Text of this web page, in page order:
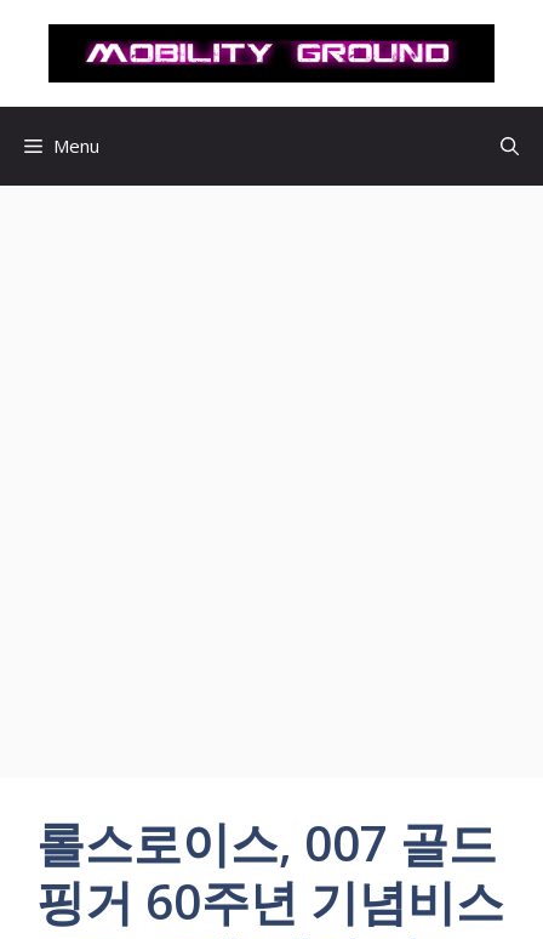
로
Menu
롤스로이스, 007 골드
핑거 60주년 기념비스